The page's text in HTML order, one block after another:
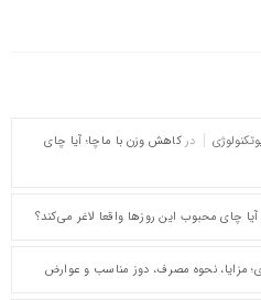
در کاهش وزن با ماچا؛ آیا چای
چای محبوب این روزها واقعا لاغر می‌کند؟
مزایا، نحوه مصرف، دوز مناسب و عوارض